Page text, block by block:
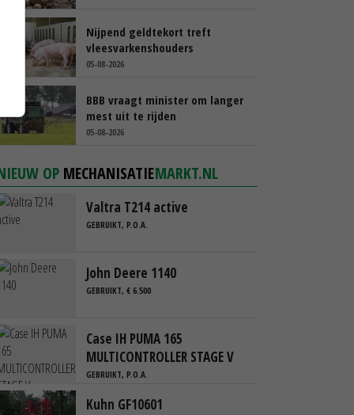
Nijpend geldtekort treft
vleesvarkenshouders
05-08-2026
BBB vraagt minister om langer
mest uit te rijden
05-08-2026
OP MECHANISATIEMARKT.NL
Valtra T214 active
GEBRUIKT, P.O.A.
John Deere 1140
GEBRUIKT, € 6.500
Case IH PUMA 165
MULTICONTROLLER STAGE V
GEBRUIKT, P.O.A.
Kuhn GF10601